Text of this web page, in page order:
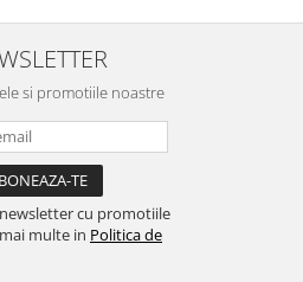
si
cu
si promotiile noastre
cu promotiile
multe in Politica de